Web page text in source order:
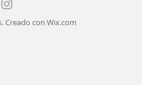
Creado con Wix.com